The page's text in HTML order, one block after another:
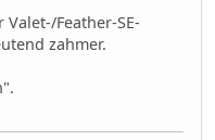
Feather-SE-
zahmer.